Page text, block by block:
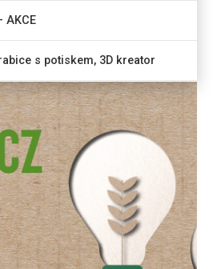
AKCE
s potiskem, 3D kreator